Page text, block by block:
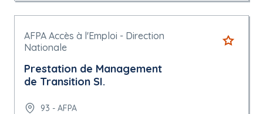
AFPA Accès à l'Emploi - Direction
Nationale
Prestation de Management
de Transition SI.
93 - AFPA